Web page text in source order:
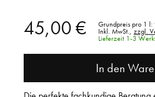
45,00 € Grundpreis pro 1 l:
Inkl. MwSt.,
zzgl.
Lieferzeit 1-3
In den